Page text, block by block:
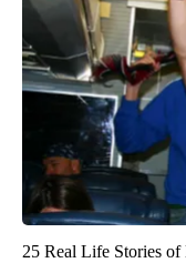
25 Real Life Stories